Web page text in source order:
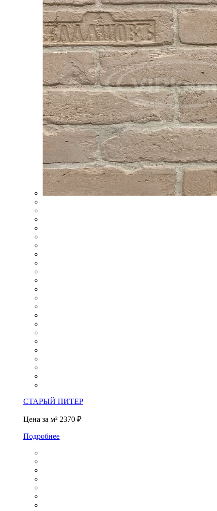
СТАРЫЙ ПИТЕР
Цена за м² 2370 ₽
Подробнее